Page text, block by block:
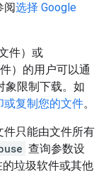
阅选择 Google
件）或
）的用户可以通
象限制下载。如
或复制您的文件。
件只能由文件所有
查询参数设
的垃圾软件或其他